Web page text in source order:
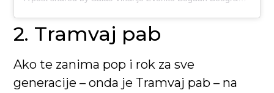
2. Tramvaj pab
Ako te zanima pop i rok za sve
generacije – onda je Tramvaj pab – na